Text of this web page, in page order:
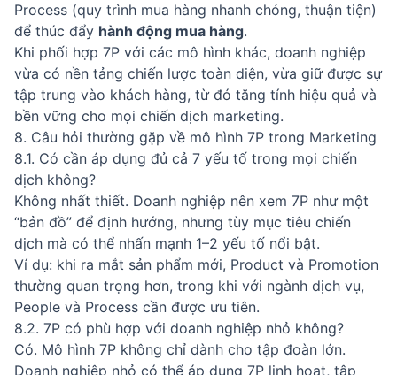
Process (quy trình mua hàng nhanh chóng, thuận tiện)
để thúc đẩy hành động mua hàng.
Khi phối hợp 7P với các mô hình khác, doanh nghiệp
vừa có nền tảng chiến lược toàn diện, vừa giữ được sự
tập trung vào khách hàng, từ đó tăng tính hiệu quả và
bền vững cho mọi chiến dịch marketing.
8. Câu hỏi thường gặp về mô hình 7P trong Marketing
8.1. Có cần áp dụng đủ cả 7 yếu tố trong mọi chiến
dịch không?
Không nhất thiết. Doanh nghiệp nên xem 7P như một
“bản đồ” để định hướng, nhưng tùy mục tiêu chiến
dịch mà có thể nhấn mạnh 1–2 yếu tố nổi bật.
Ví dụ: khi ra mắt sản phẩm mới, Product và Promotion
thường quan trọng hơn, trong khi với ngành dịch vụ,
People và Process cần được ưu tiên.
8.2. 7P có phù hợp với doanh nghiệp nhỏ không?
Có. Mô hình 7P không chỉ dành cho tập đoàn lớn.
Doanh nghiệp nhỏ có thể áp dụng 7P linh hoạt, tập